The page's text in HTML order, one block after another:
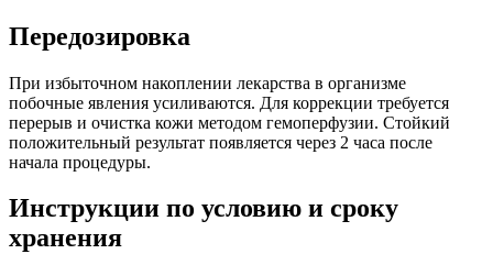
Передозировка
При избыточном накоплении лекарства в организме
побочные явления усиливаются. Для коррекции требуется
перерыв и очистка кожи методом гемоперфузии. Стойкий
положительный результат появляется через 2 часа после
начала процедуры.
Инструкции по условию и сроку
хранения